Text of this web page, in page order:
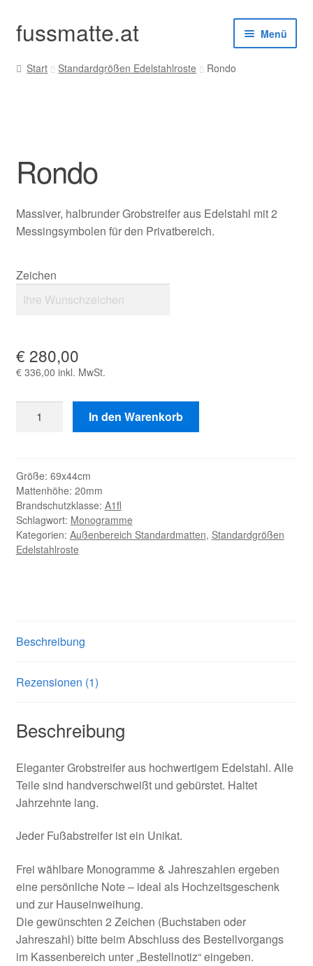
Zur
Navigation
springen
Zum
Inhalt
springen
fussmatte.at Menü
Außenbereich
Kundenservice
Start Standardgrößen Edelstahlroste Rondo
Rondo
Massiver, halbrunder Grobstreifer aus Edelstahl mit 2
Messingsymbolen für den Privatbereich.
Zeichen
€ 280,00
In den Warenkorb
Größe: 69x44cm
Mattenhöhe: 20mm
Brandschutzklasse: A1fl
Schlagwort: Monogramme
Kategorien: Außenbereich Standardmatten, Standardgrößen
Edelstahlroste
Beschreibung
Rezensionen (1)
Beschreibung
Eleganter Grobstreifer aus hochwertigem Edelstahl. Alle
Teile sind handverschweißt und gebürstet. Haltet
Jahrzehnte lang.
Jeder Fußabstreifer ist ein Unikat.
Frei wählbare Monogramme & Jahreszahlen ergeben
eine persönliche Note – ideal als Hochzeitsgeschenk
und zur Hauseinweihung.
Die gewünschten 2 Zeichen (Buchstaben oder
Jahreszahl) bitte beim Abschluss des Bestellvorgangs
im Kassenbereich unter „Bestellnotiz“ eingeben.